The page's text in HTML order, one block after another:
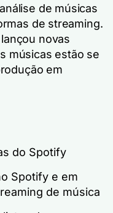
de músicas
de streaming.
novas
músicas estão se
em
do Spotify
Spotify e em
de música